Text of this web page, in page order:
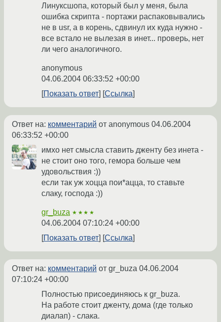
Линуксшопа, который был у меня, была
ошибка скрипта - портажи распаковывались
не в usr, а в корень, сдвинул их куда нужно -
все встало не вылезая в инет... проверь, нет
ли чего аналогичного.
anonymous
04.06.2004 06:33:52 +00:00
Показать ответ
Ссылка
Ответ на: комментарий от anonymous 04.06.2004
06:33:52 +00:00
имхо нет смысла ставить дженту без инета -
не стоит оно того, гемора больше чем
удовольствия :))
если так уж хоцца пои*ацца, то ставьте
слаку, господа :))
gr_buza ★★★★
04.06.2004 07:10:24 +00:00
Показать ответ
Ссылка
Ответ на: комментарий от gr_buza 04.06.2004
07:10:24 +00:00
Полностью присоединяюсь к gr_buza.
На работе стоит дженту, дома (где только
диалап) - слака.